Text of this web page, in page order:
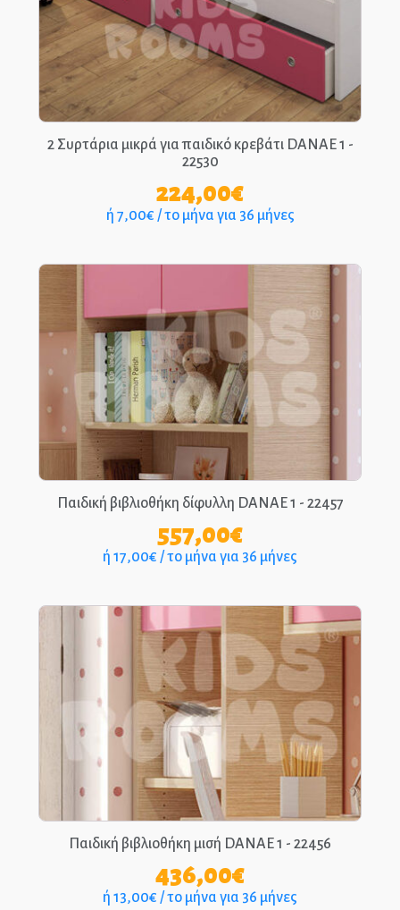
Παιδικά Γραφεία
ΣΤΡΩΜΑΤΑ
ΠΑΙΔΙΚΑ
ΚΡΕΒΑΤΙΑ
MONTESSORI
ΜΕΤΑΛΛΙΚΑ
ΑΡΧΙΚΉ
ΕΠΙΚΟΙΝΩΝΊΑ
ΤΗΛ.: 210-2400-863
2 Συρτάρια μικρά για παιδικό κρεβάτι DANAE 1 -
22530
224,00€
ή 7,00€ / το μήνα για 36 μήνες
Παιδική βιβλιοθήκη δίφυλλη DANAE 1 - 22457
557,00€
ή 17,00€ / το μήνα για 36 μήνες
Παιδική βιβλιοθήκη μισή DANAE 1 - 22456
436,00€
ή 13,00€ / το μήνα για 36 μήνες